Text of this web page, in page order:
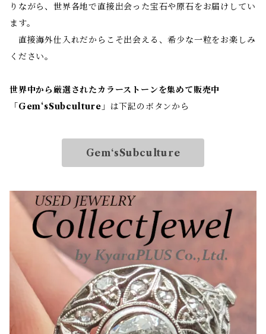
りながら、世界各地で直接出会った宝石や原石をお届けしてい
ます。
直接海外仕入れだからこそ出会える、希少な一粒をお楽しみ
ください。
世界中から厳選されたカラーストーンを集めて販売中
「Gem‘sSubculture 」は下記のボタンから
Gem‘sSubculture